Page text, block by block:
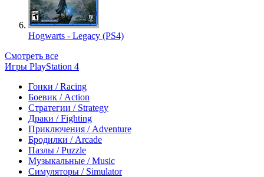
Hogwarts - Legacy (PS4)
Смотреть все
Игры PlayStation 4
Гонки / Racing
Боевик / Action
Стратегии / Strategy
Драки / Fighting
Приключения / Adventure
Бродилки / Arcade
Пазлы / Puzzle
Музыкальные / Music
Симуляторы / Simulator